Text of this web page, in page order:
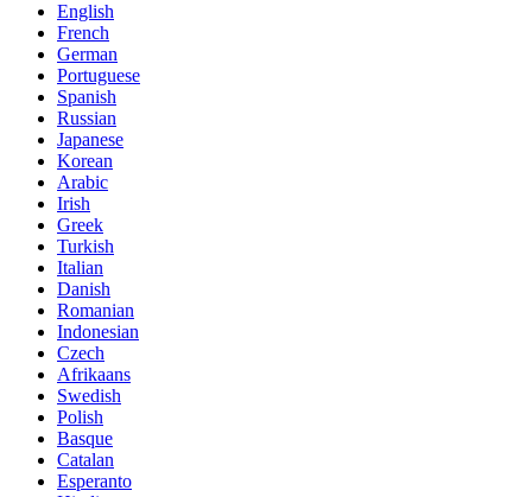
English
French
German
Portuguese
Spanish
Russian
Japanese
Korean
Arabic
Irish
Greek
Turkish
Italian
Danish
Romanian
Indonesian
Czech
Afrikaans
Swedish
Polish
Basque
Catalan
Esperanto